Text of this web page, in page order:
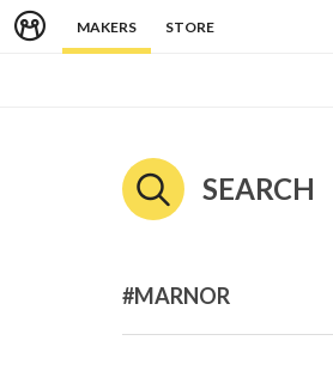
MAKERS STORE
SEARCH
#MARNOR